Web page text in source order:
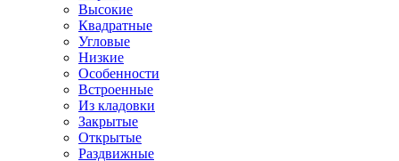
Высокие
Квадратные
Угловые
Низкие
Особенности
Встроенные
Из кладовки
Закрытые
Открытые
Раздвижные